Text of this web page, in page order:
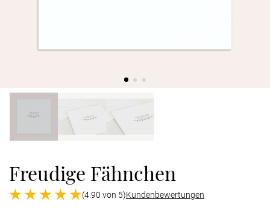
Freudige Fähnchen
(4.90 von 5)Kundenbewertungen